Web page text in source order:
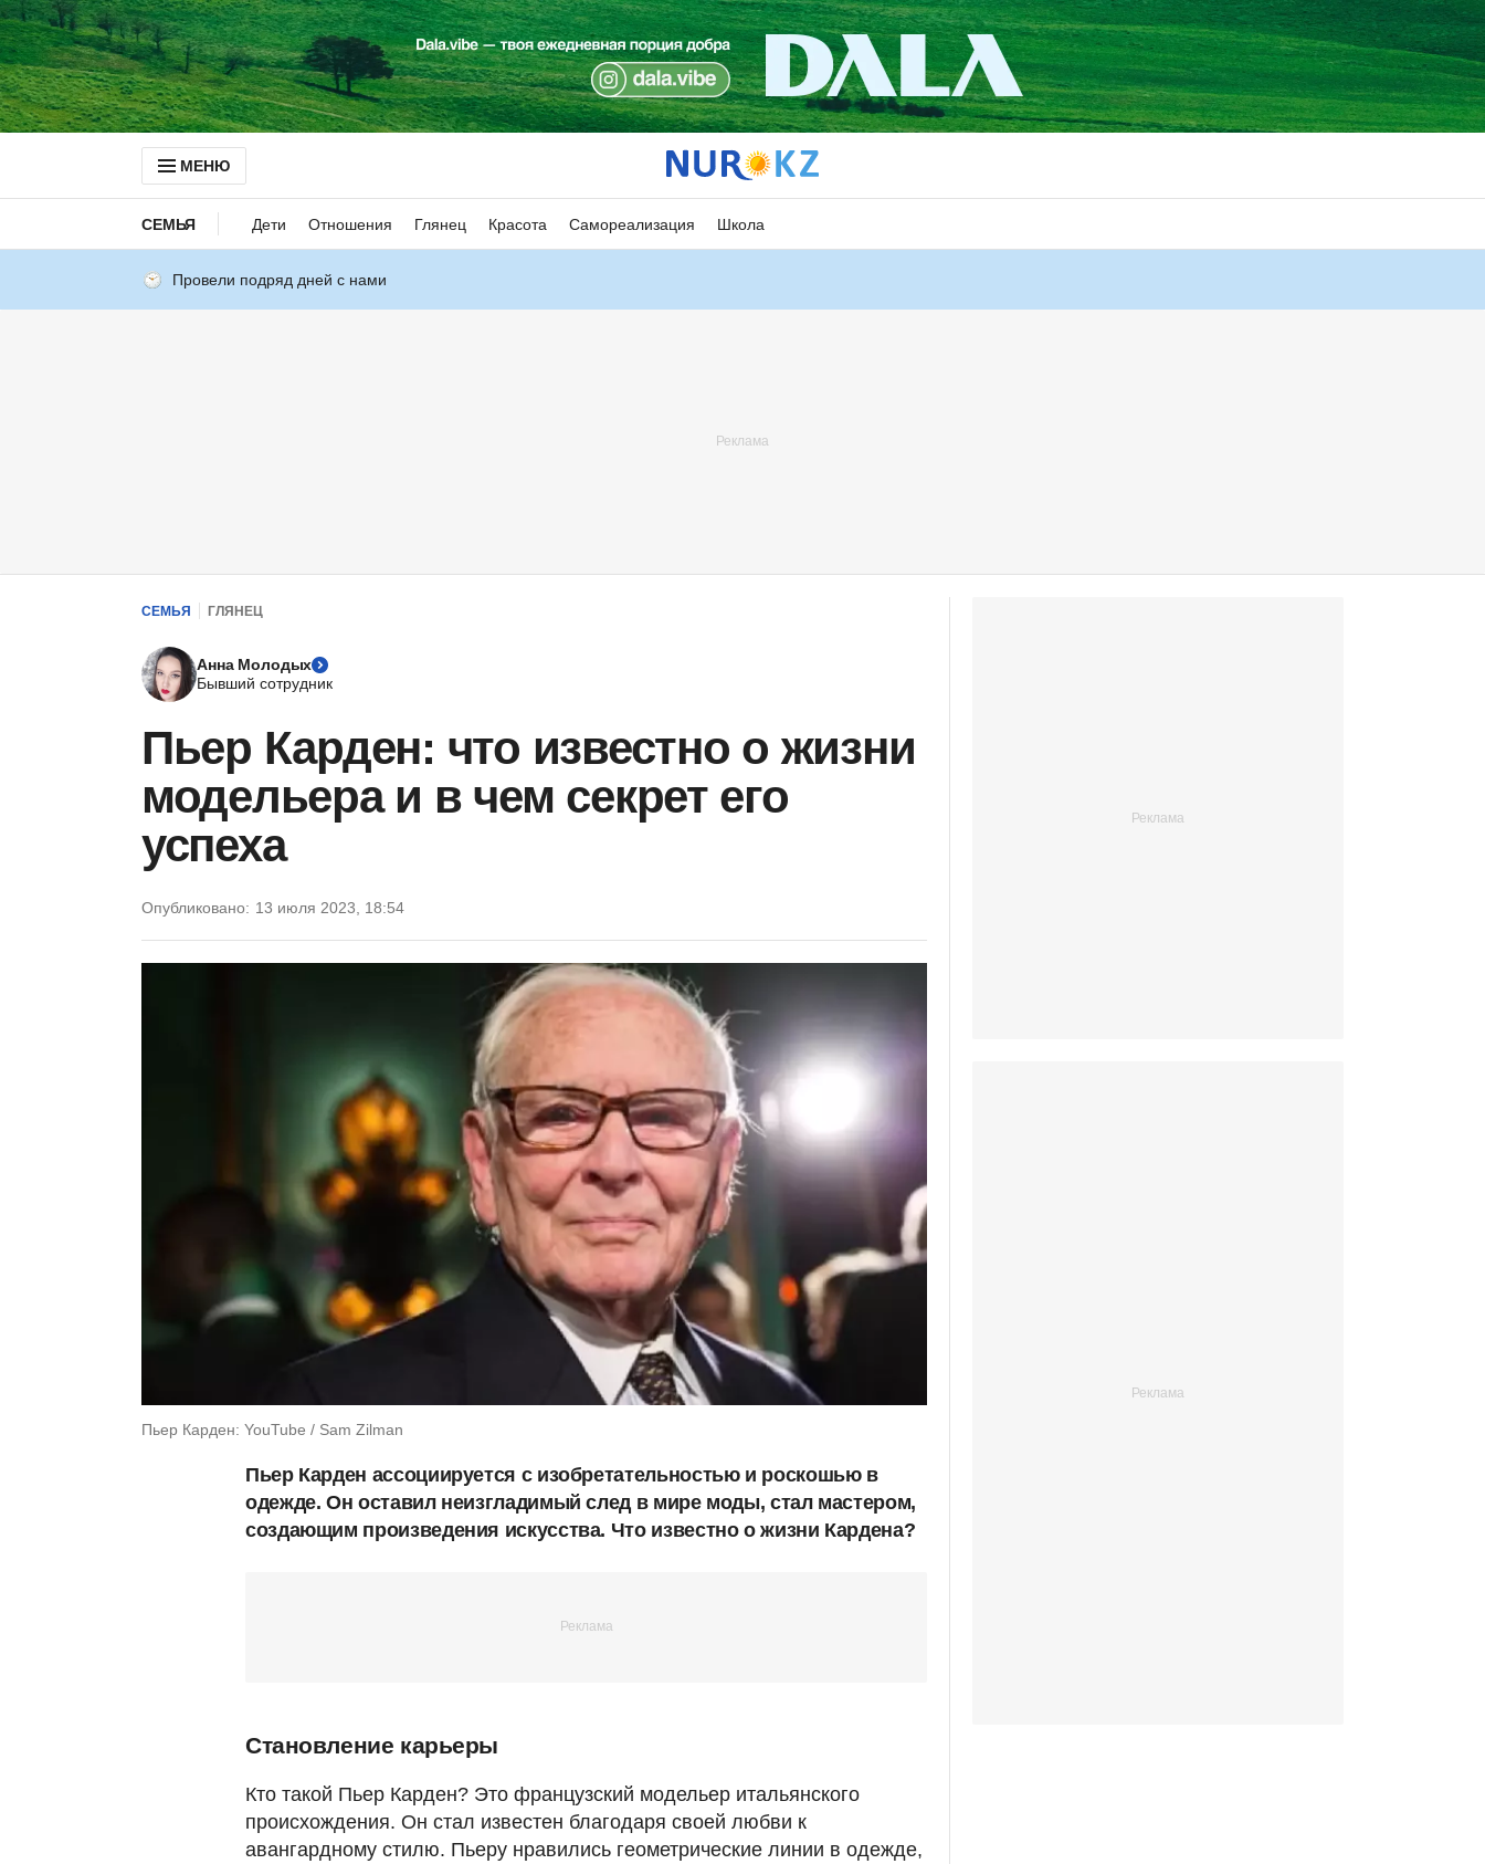
МЕНЮ
СЕМЬЯ Дети Отношения Глянец Красота Самореализация Школа
Провели подряд дней с нами
СЕМЬЯ ГЛЯНЕЦ
Анна Молодых
Бывший сотрудник
Пьер Карден: что известно о жизни
модельера и в чем секрет его
успеха
Опубликовано: 13 июля 2023, 18:54
Пьер Карден: YouTube / Sam Zilman
Пьер Карден ассоциируется с изобретательностью и роскошью в
одежде. Он оставил неизгладимый след в мире моды, стал мастером,
создающим произведения искусства. Что известно о жизни Кардена?
Становление карьеры
Кто такой Пьер Карден? Это французский модельер итальянского
происхождения. Он стал известен благодаря своей любви к
авангардному стилю. Пьеру нравились геометрические линии в одежде,